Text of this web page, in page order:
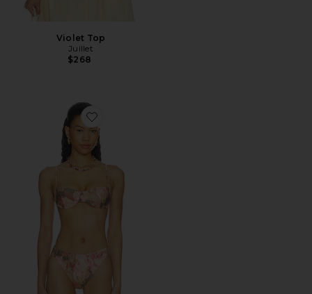
Violet Top
Juillet
$268
Favorite Ingrid Bikini Top